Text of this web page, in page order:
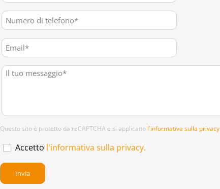
Questo sito è protetto da reCAPTCHA e si applicano l'informativa sulla privacy
Accetto l'informativa sulla privacy.